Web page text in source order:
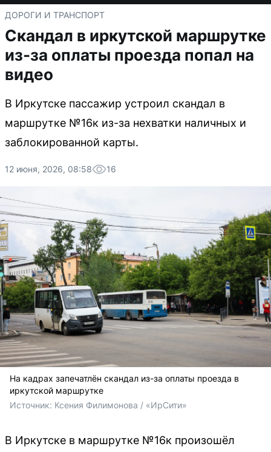
ДОРОГИ И ТРАНСПОРТ
Скандал в иркутской маршрутке
из-за оплаты проезда попал на
видео
В Иркутске пассажир устроил скандал в
маршрутке №16к из-за нехватки наличных и
заблокированной карты.
12 июня, 2026, 08:58 16
На кадрах запечатлён скандал из-за оплаты проезда в
иркутской маршрутке
Источник: Ксения Филимонова / «ИрСити»
В Иркутске в маршрутке №16к произошёл